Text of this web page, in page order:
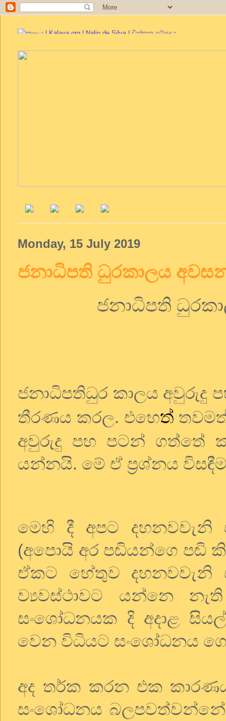
Monday, 15 July 2019
ජනාධිපති ධුරකාලය
ජනාධිපති
ජනාධිපතිධුර කාලය අවුරුදු
තීරණය කරල. එහෙත්
අවුරුදු පහ පටන් ගත්තේ
යන්නයි. මේ ඒ ප්‍රශ්නය
මෙහි දී අපට
(අපොයි අර පඬියන්ගෙ පඬි
ඒකට හේතුව දහනවවැනි
ව්‍යවස්ථාවට යන්නෙ
සංශෝධනයක දි අදාළ
වෙන විධියට සංශෝධනය
අද තර්ක කරන එක
සංශෝධනය